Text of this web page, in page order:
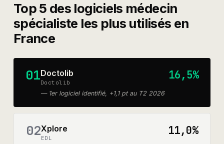
Top 5 des logiciels médecin
spécialiste les plus utilisés en
France
01Doctolib
Doctolib
— 1er logiciel identifié, +1,1 pt au T2 2026
16,5%
02Xplore
EDL
11,0%